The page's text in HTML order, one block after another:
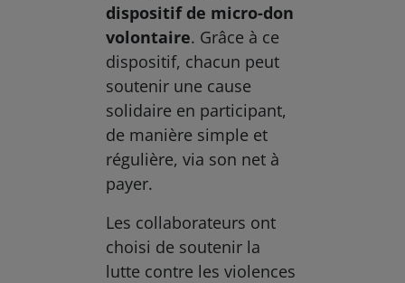
dispositif de micro-don
volontaire. Grâce à ce
dispositif, chacun peut
soutenir une cause
solidaire en participant,
de manière simple et
régulière, via son net à
payer.
Les collaborateurs ont
choisi de soutenir la
lutte contre les violences